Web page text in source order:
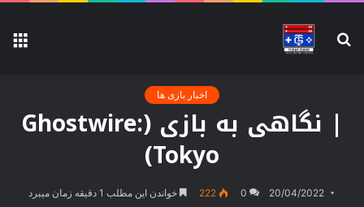
جستجو
اخبار بازی ها
| نگاهی به بازی (Ghostwire:
Tokyo)
20/04/2022
0
222 خواندن این مطلب 1 دقیقه زمان میبرد